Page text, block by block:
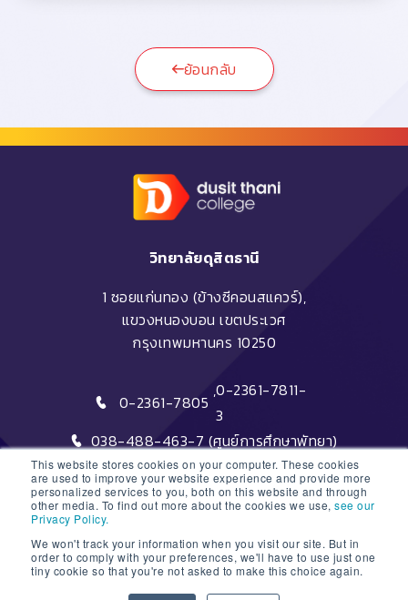
This website stores cookies on your computer. These cookies
are used to improve your website experience and provide more
personalized services to you, both on this website and through
other media. To find out more about the cookies we use, see our
Privacy Policy.
We won't track your information when you visit our site. But in
order to comply with your preferences, we'll have to use just one
tiny cookie so that you're not asked to make this choice again.
ย้อนกลับ
วิทยาลัยดุสิตธานี
1 ซอยแก่นทอง (ข้างซีคอนสแควร์),
แขวงหนองบอน เขตประเวศ
กรุงเทพมหานคร 10250
0-2361-7805
,0-2361-7811-
3
038-488-463-7 (ศูนย์การศึกษาพัทยา)
DTC HOTLINE
FAQs